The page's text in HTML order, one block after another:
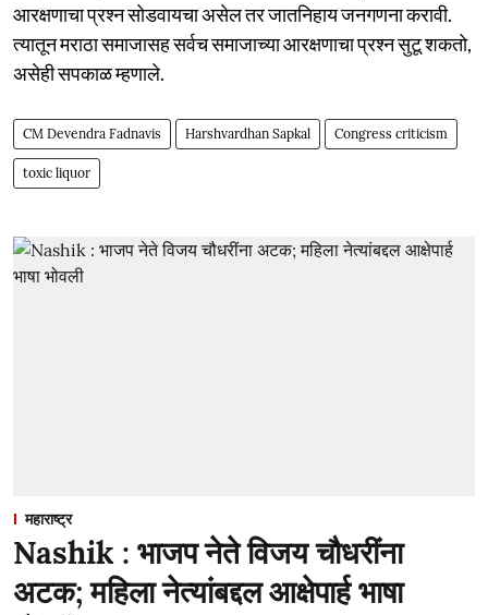
आरक्षणाचा प्रश्न सोडवायचा असेल तर जातनिहाय जनगणना करावी.
त्यातून मराठा समाजासह सर्वच समाजाच्या आरक्षणाचा प्रश्न सुटू शकतो,
असेही सपकाळ म्हणाले.
CM Devendra Fadnavis Harshvardhan Sapkal Congress criticism
toxic liquor
महाराष्ट्र
Nashik : भाजप नेते विजय चौधरींना
अटक; महिला नेत्यांबद्दल आक्षेपार्ह भाषा